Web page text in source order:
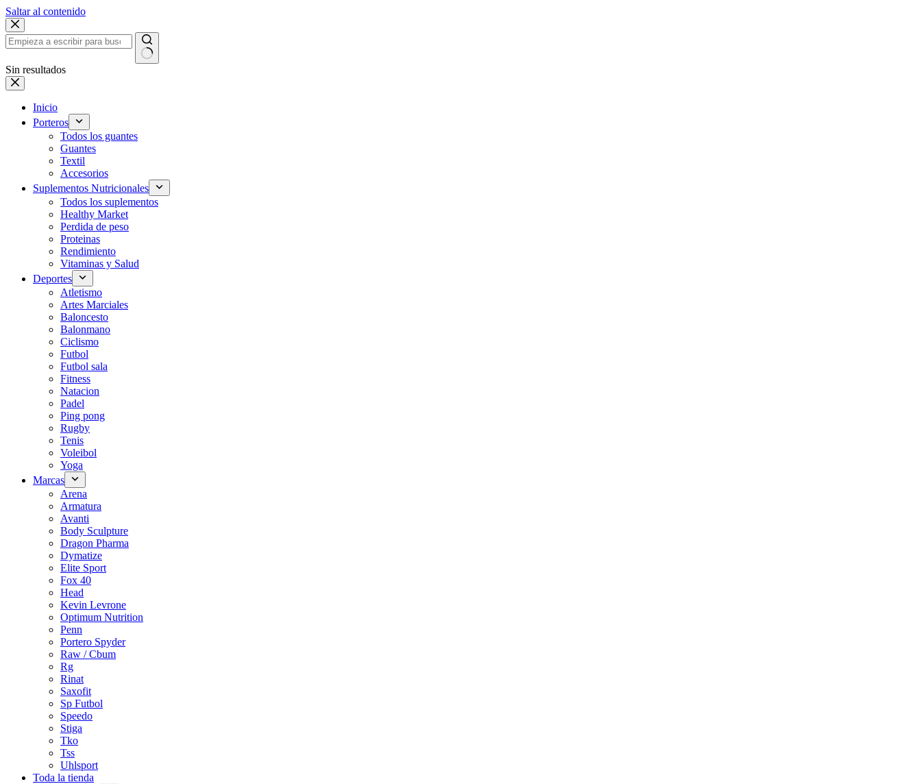
Saltar al contenido
Sin resultados
Inicio
Porteros
Todos los guantes
Guantes
Textil
Accesorios
Suplementos Nutricionales
Todos los suplementos
Healthy Market
Perdida de peso
Proteinas
Rendimiento
Vitaminas y Salud
Deportes
Atletismo
Artes Marciales
Baloncesto
Balonmano
Ciclismo
Futbol
Futbol sala
Fitness
Natacion
Padel
Ping pong
Rugby
Tenis
Voleibol
Yoga
Marcas
Arena
Armatura
Avanti
Body Sculpture
Dragon Pharma
Dymatize
Elite Sport
Fox 40
Head
Kevin Levrone
Optimum Nutrition
Penn
Portero Spyder
Raw / Cbum
Rg
Rinat
Saxofit
Sp Futbol
Speedo
Stiga
Tko
Tss
Uhlsport
Toda la tienda